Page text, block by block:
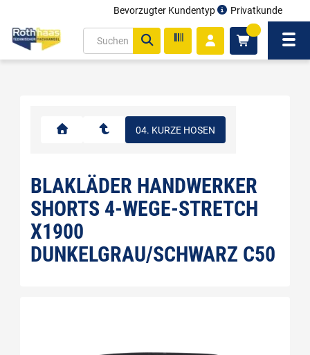
Bevorzugter Kundentyp Privatkunde
04. KURZE HOSEN
BLAKLÄDER HANDWERKER
SHORTS 4-WEGE-STRETCH
X1900
DUNKELGRAU/SCHWARZ C50